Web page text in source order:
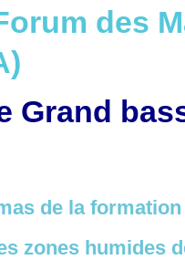
des
Grand
de la formation
zones humides